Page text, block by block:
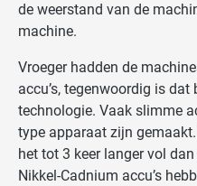
de weerstand van de
machine.
Vroeger hadden de
accu’s, tegenwoordig is
technologie. Vaak slimme
type apparaat zijn
het tot 3 keer langer vol
Nikkel-Cadnium accu’s